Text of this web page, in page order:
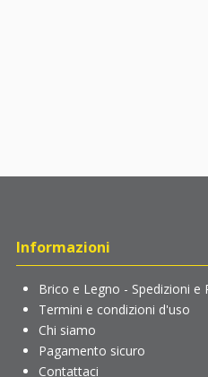
Informazioni
Brico e Legno - Spedizioni e
Termini e condizioni d'uso
Chi siamo
Pagamento sicuro
Contattaci